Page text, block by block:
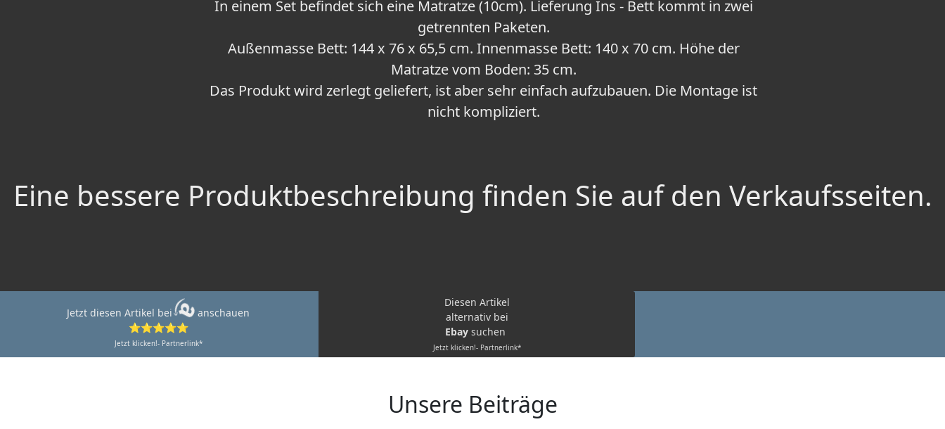
In einem Set befindet sich eine Matratze (10cm). Lieferung Ins - Bett kommt in zwei
getrennten Paketen.
Außenmasse Bett: 144 x 76 x 65,5 cm. Innenmasse Bett: 140 x 70 cm. Höhe der
Matratze vom Boden: 35 cm.
Das Produkt wird zerlegt geliefert, ist aber sehr einfach aufzubauen. Die Montage ist
nicht kompliziert.
Eine bessere Produktbeschreibung finden Sie auf den Verkaufsseiten.
Jetzt diesen Artikel bei
anschauen
⭐⭐⭐⭐⭐
Jetzt klicken!- Partnerlink*
Diesen Artikel
alternativ bei
Ebay suchen
Jetzt klicken!- Partnerlink*
Unsere Beiträge